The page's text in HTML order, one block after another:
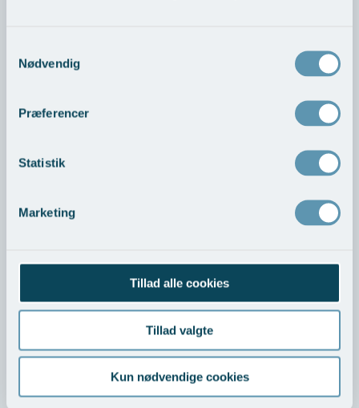
Nødvendig
Præferencer
Statistik
Marketing
Tillad alle cookies
Tillad valgte
Kun nødvendige cookies
Ønsker du at booke en konsultation er du også velkommen til at
ringe på tlf. nummer: +45 8741 1111
Priser
Udredning & behandling af hudsygdomme >